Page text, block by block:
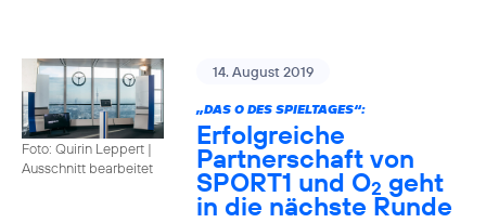
Foto: Quirin Leppert |
Ausschnitt bearbeitet
14. August 2019
„DAS O DES SPIELTAGES“:
Erfolgreiche
Partnerschaft von
SPORT1 und O2 geht
in die nächste Runde